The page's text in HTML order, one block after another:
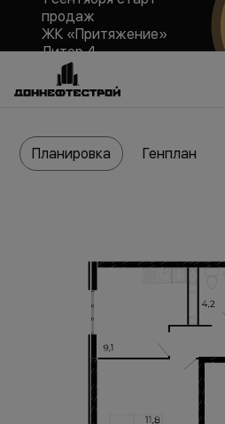
продаж
ЖК «Притяжение»
Литер 4
Планировка Генплан